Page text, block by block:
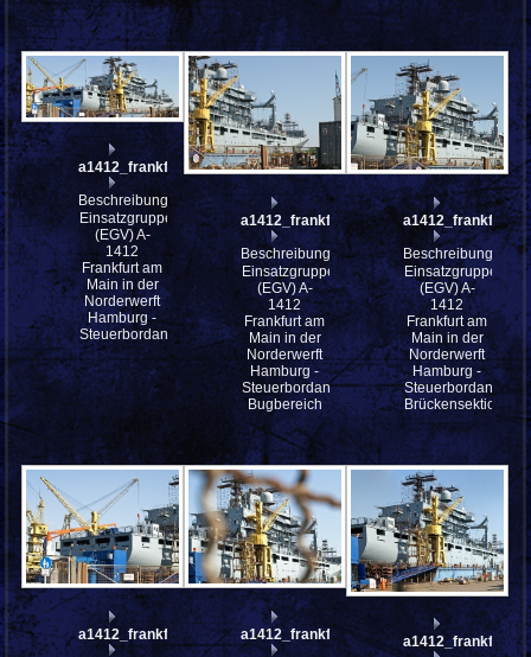
a1412_frankfurt_am_main_P4223660_stitch
Beschreibung:
Einsatzgruppenversorger
(EGV) A-
1412
Frankfurt am
Main in der
Norderwerft
Hamburg -
Steuerbordansicht
a1412_frankfurt_am_main_P4223660
Beschreibung:
Einsatzgruppenversorger
(EGV) A-
1412
Frankfurt am
Main in der
Norderwerft
Hamburg -
Steuerbordansicht
Bugbereich
Beschreibung:
(EGV) A-
1412
Frankfurt am
Main in der
Norderwerft
Hamburg -
Steuerbordansicht
Brückensektion
a1412_frankfurt_am_main_P4223658a1412_frankfurt_am_main_P4223657